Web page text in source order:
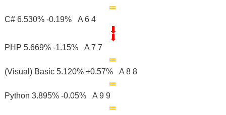
C# 6.530% -0.19% A 6 4
PHP 5.669% -1.15% A 7 7
(Visual) Basic 5.120% +0.57% A 8 8
Python 3.895% -0.05% A 9 9